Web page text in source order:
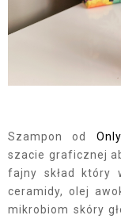
Szampon od
szacie graficznej
fajny skład który
ceramidy, olej
mikrobiom skóry